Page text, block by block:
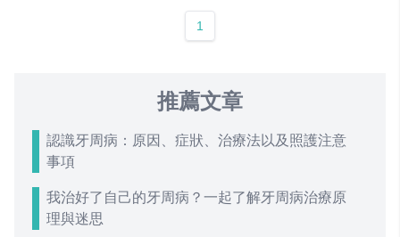
1
推薦文章
認識牙周病：原因、症狀、治療法以及照護注意
事項
我治好了自己的牙周病？一起了解牙周病治療原
理與迷思